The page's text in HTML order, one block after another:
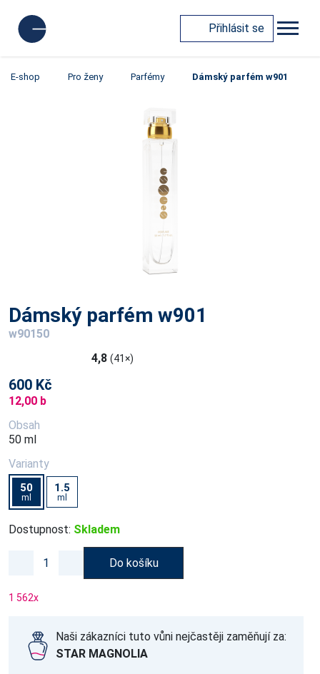
Přihlásit se
E-shop Pro ženy Parfémy Dámský parfém w901
Dámský parfém w901
w90150
4,8 (41×)
600 Kč
12,00 b
Obsah
50 ml
Varianty
50
ml
1.5
ml
Dostupnost: Skladem
Do košíku
1 562x
Naši zákazníci tuto vůni nejčastěji zaměňují za:
STAR MAGNOLIA